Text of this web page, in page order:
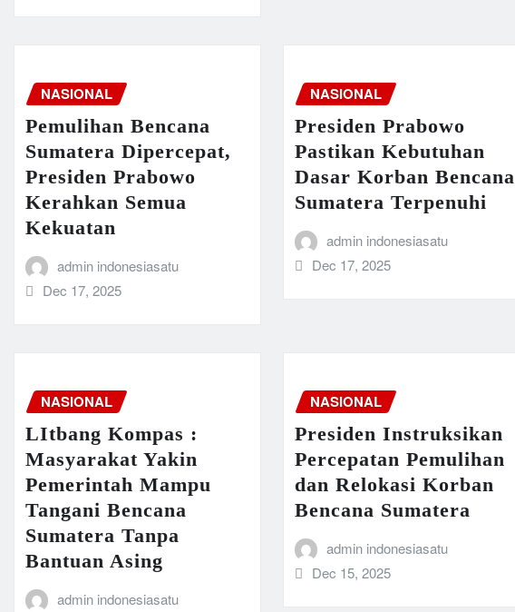
NASIONAL
Pemulihan Bencana
Sumatera Dipercepat,
Presiden Prabowo
Kerahkan Semua
Kekuatan
admin indonesiasatu
Dec 17, 2025
NASIONAL
Presiden Prabowo
Pastikan Kebutuhan
Dasar Korban Bencana
Sumatera Terpenuhi
admin indonesiasatu
Dec 17, 2025
NASIONAL
LItbang Kompas :
Masyarakat Yakin
Pemerintah Mampu
Tangani Bencana
Sumatera Tanpa
Bantuan Asing
admin indonesiasatu
NASIONAL
Presiden Instruksikan
Percepatan Pemulihan
dan Relokasi Korban
Bencana Sumatera
admin indonesiasatu
Dec 15, 2025